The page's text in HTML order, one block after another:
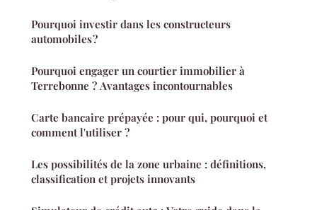
Pourquoi investir dans les constructeurs
automobiles ?
Pourquoi engager un courtier immobilier à
Terrebonne ? Avantages incontournables
Carte bancaire prépayée : pour qui, pourquoi et
comment l'utiliser ?
Les possibilités de la zone urbaine : définitions,
classification et projets innovants